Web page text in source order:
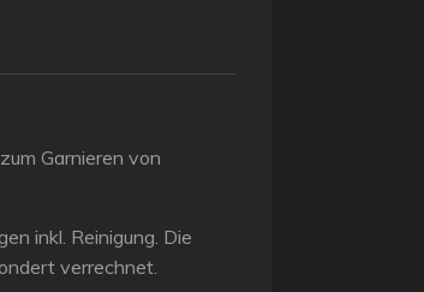
Garnieren von
inkl. Reinigung. Die
verrechnet.